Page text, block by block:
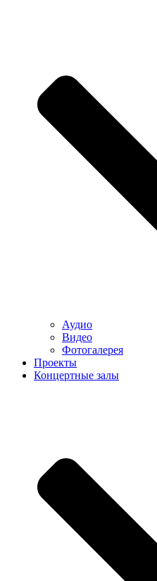
Аудио
Видео
Фотогалерея
Проекты
Концертные залы